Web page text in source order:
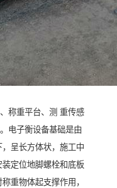
称重平台、测 重传感
电子衡设备基础是由
呈长方体状，施工中
定位地脚螺栓和底板
重物体起支撑作用，